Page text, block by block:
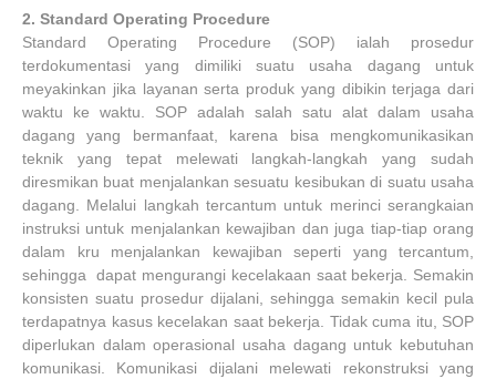
2. Standard Operating Procedure
Standard Operating Procedure (SOP) ialah prosedur
terdokumentasi yang dimiliki suatu usaha dagang untuk
meyakinkan jika layanan serta produk yang dibikin terjaga dari
waktu ke waktu. SOP adalah salah satu alat dalam usaha
dagang yang bermanfaat, karena bisa mengkomunikasikan
teknik yang tepat melewati langkah-langkah yang sudah
diresmikan buat menjalankan sesuatu kesibukan di suatu usaha
dagang. Melalui langkah tercantum untuk merinci serangkaian
instruksi untuk menjalankan kewajiban dan juga tiap-tiap orang
dalam kru menjalankan kewajiban seperti yang tercantum,
sehingga dapat mengurangi kecelakaan saat bekerja. Semakin
konsisten suatu prosedur dijalani, sehingga semakin kecil pula
terdapatnya kasus kecelakan saat bekerja. Tidak cuma itu, SOP
diperlukan dalam operasional usaha dagang untuk kebutuhan
komunikasi. Komunikasi dijalani melewati rekonstruksi yang